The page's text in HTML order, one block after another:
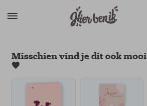
Misschien vind je dit ook mooi
🧡